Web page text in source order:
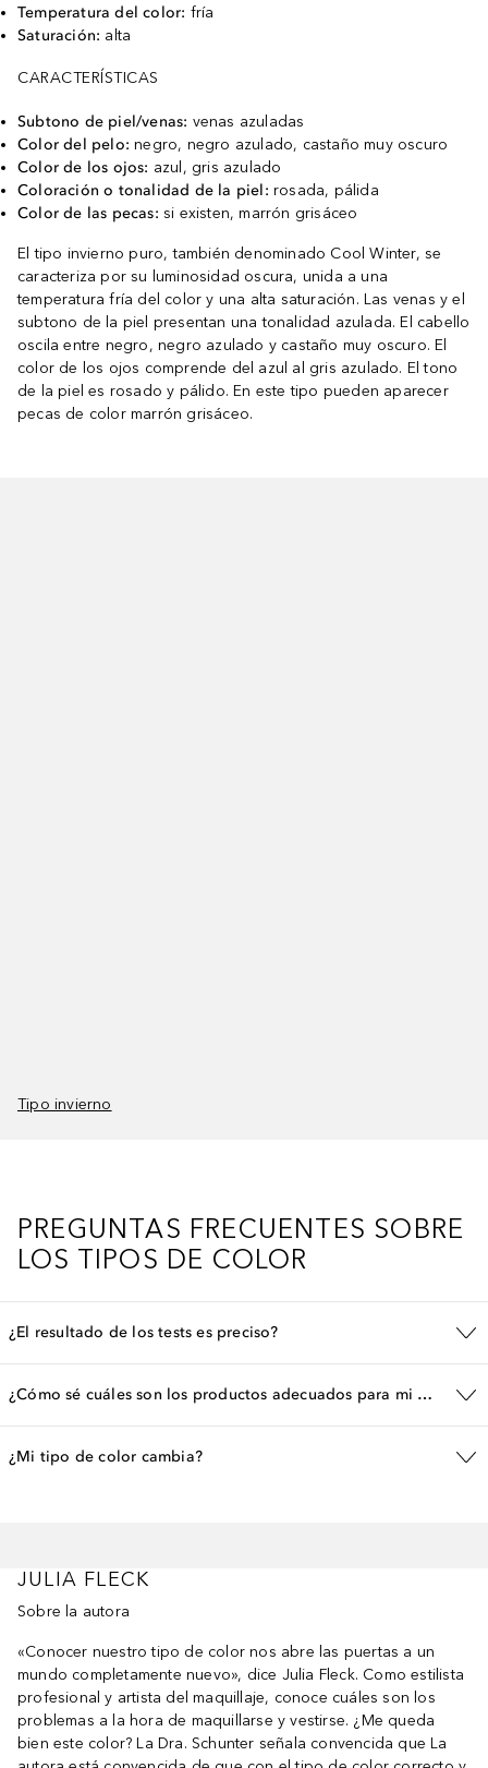
Temperatura del color: fría
Saturación: alta
CARACTERÍSTICAS
Subtono de piel/venas: venas azuladas
Color del pelo:negro, negro azulado, castaño muy oscuro
Color de los ojos: azul, gris azulado
Coloración o tonalidad de la piel: rosada, pálida
Color de las pecas: si existen, marrón grisáceo
El tipo invierno puro, también denominado Cool Winter, se
caracteriza por su luminosidad oscura, unida a una
temperatura fría del color y una alta saturación. Las venas y el
subtono de la piel presentan una tonalidad azulada. El cabello
oscila entre negro, negro azulado y castaño muy oscuro. El
color de los ojos comprende del azul al gris azulado. El tono
de la piel es rosado y pálido. En este tipo pueden aparecer
pecas de color marrón grisáceo.
Tipo invierno
PREGUNTAS FRECUENTES SOBRE
LOS TIPOS DE COLOR
¿El resultado de los tests es preciso?
¿Cómo sé cuáles son los productos adecuados para mi tipo de color?
¿Mi tipo de color cambia?
JULIA FLECK
Sobre la autora
«Conocer nuestro tipo de color nos abre las puertas a un
mundo completamente nuevo», dice Julia Fleck. Como estilista
profesional y artista del maquillaje, conoce cuáles son los
problemas a la hora de maquillarse y vestirse. ¿Me queda
bien este color? La Dra. Schunter señala convencida que La